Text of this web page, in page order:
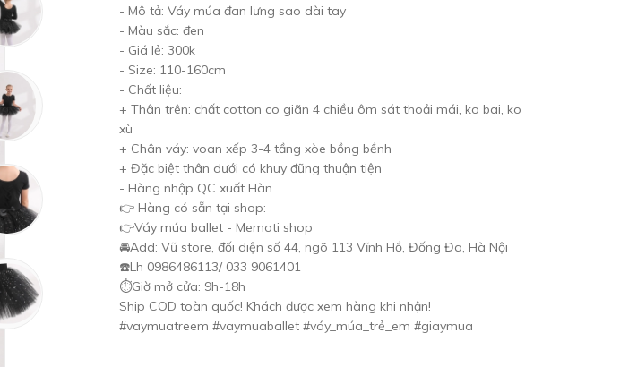
- Mô tả: Váy múa đan lưng sao dài tay
- Màu sắc: đen
- Giá lẻ: 300k
- Size: 110-160cm
- Chất liệu:
+ Thân trên: chất cotton co giãn 4 chiều ôm sát thoải mái, ko bai, ko
xù
+ Chân váy: voan xếp 3-4 tầng xòe bồng bềnh
+ Đặc biệt thân dưới có khuy đũng thuận tiện
- Hàng nhập QC xuất Hàn
👉 Hàng có sẵn tại shop:
👉Váy múa ballet - Memoti shop
🚘Add: Vũ store, đối diện số 44, ngõ 113 Vĩnh Hồ, Đống Đa, Hà Nội
☎️Lh 0986486113/ 033 9061401
⏱️Giờ mở cửa: 9h-18h
Ship COD toàn quốc! Khách được xem hàng khi nhận!
#vaymuatreem #vaymuaballet #váy_múa_trẻ_em #giaymua